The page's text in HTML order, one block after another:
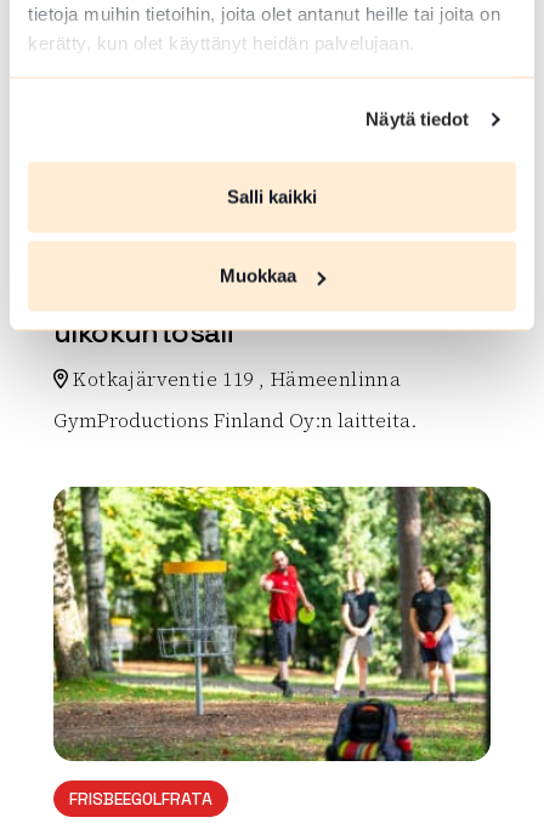
tietoja muihin tietoihin, joita olet antanut heille tai joita on
kerätty, kun olet käyttänyt heidän palvelujaan.
Näytä tiedot
Salli kaikki
Muokkaa
ULKOKUNTOILUPAIKKA
Iittalan urheilukentän
ulkokuntosali
Kotkajärventie 119 , Hämeenlinna
GymProductions Finland Oy:n laitteita.
array(0) { }
FRISBEEGOLFRATA